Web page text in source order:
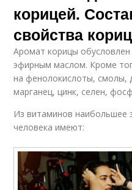
корицей.
свойства
Аромат корицы
эфирным маслом. Кроме
на фенолокислоты, смолы,
марганец, цинк, селен,
Из витаминов наибольшее
человека имеют: